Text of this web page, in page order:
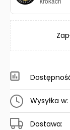
Wysyłka w:
Dostawa: